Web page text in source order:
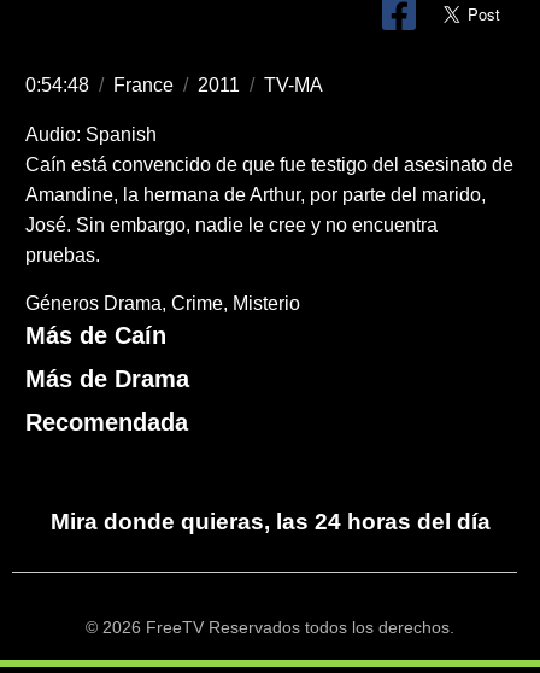
0:54:48 / France / 2011 / TV-MA
Audio: Spanish
Caín está convencido de que fue testigo del asesinato de
Amandine, la hermana de Arthur, por parte del marido,
José. Sin embargo, nadie le cree y no encuentra
pruebas.
Géneros Drama Crime Misterio
Más de Caín
Más de Drama
Recomendada
Mira donde quieras, las 24 horas del día
© 2026 FreeTV Reservados todos los derechos.